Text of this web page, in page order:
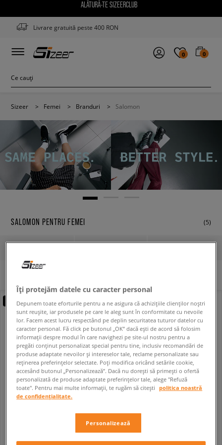
ALĂTURĂ-TE SIZEERCLUB
Livrare gratuită peste 400 RON
0 0
Sizeer > Femei > Branduri > Salomon
SALOMON PENTRU FEMEI (5)
femei
404,99 RON
Îți protejăm datele cu caracter personal
Depunem toate eforturile pentru a ne asigura că achizițiile clienților noștri
sunt reușite, iar produsele pe care le aleg sunt în conformitate cu nevoile
lor. Facem acest lucru respectând pe deplin securitatea tuturor datelor cu
caracter personal. Fă click pe butonul „OK” dacă ești de acord să folosim
informații despre modul în care navighezi pe site-ul nostru pentru a
pregăti conținut personalizat special pentru tine, inclusiv recomandări de
produse adaptate nevoilor și intereselor tale, reclame personalizate sau
reținerea preferințelor selectate. Poți modifica oricând setările cookie,
accesând butonul „Personalizează”. Dacă nu dorești să primești o ofertă
personalizată de produse adaptate preferințelor tale, alege "Refuză
toate". Pentru mai multe informații, te rugăm să citești
politica noastră
de confidențialitate.
Personalizează